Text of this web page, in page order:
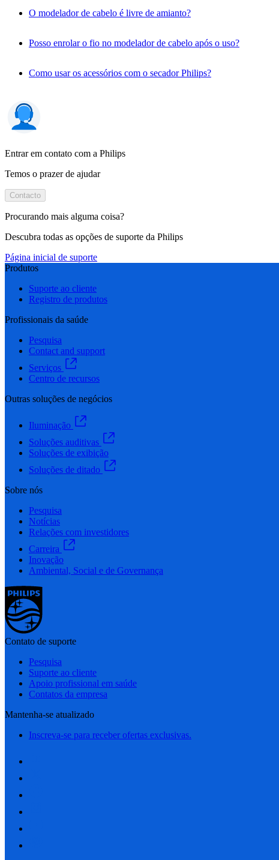
O modelador de cabelo é livre de amianto?
Posso enrolar o fio no modelador de cabelo após o uso?
Como usar os acessórios com o secador Philips?
Entrar em contato com a Philips
Temos o prazer de ajudar
Contacto
Procurando mais alguma coisa?
Descubra todas as opções de suporte da Philips
Página inicial de suporte
Produtos
Suporte ao cliente
Registro de produtos
Profissionais da saúde
Pesquisa
Contact and support
Serviços
Centro de recursos
Outras soluções de negócios
Iluminação
Soluções auditivas
Soluções de exibição
Soluções de ditado
Sobre nós
Pesquisa
Notícias
Relações com investidores
Carreira
Inovação
Ambiental, Social e de Governança
Contato de suporte
Pesquisa
Suporte ao cliente
Apoio profissional em saúde
Contatos da empresa
Mantenha-se atualizado
Inscreva-se para receber ofertas exclusivas.